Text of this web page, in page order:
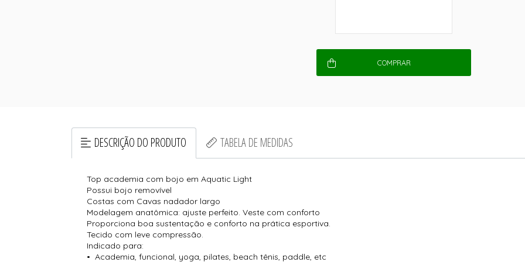
COMPRAR
DESCRIÇÃO DO PRODUTO TABELA DE MEDIDAS
Top academia com bojo em Aquatic Light
Possui bojo removível
Costas com Cavas nadador largo
Modelagem anatômica: ajuste perfeito. Veste com conforto
Proporciona boa sustentação e conforto na prática esportiva.
Tecido com leve compressão.
Indicado para:
• Academia, funcional, yoga, pilates, beach tênis, paddle, etc